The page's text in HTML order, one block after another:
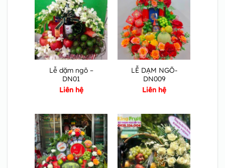
Lễ dặm ngõ –
DN01
Liên hệ
LỄ DẠM NGÕ-
DN009
Liên hệ